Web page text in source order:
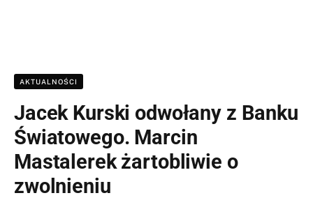
AKTUALNOŚCI
Jacek Kurski odwołany z Banku
Światowego. Marcin
Mastalerek żartobliwie o
zwolnieniu